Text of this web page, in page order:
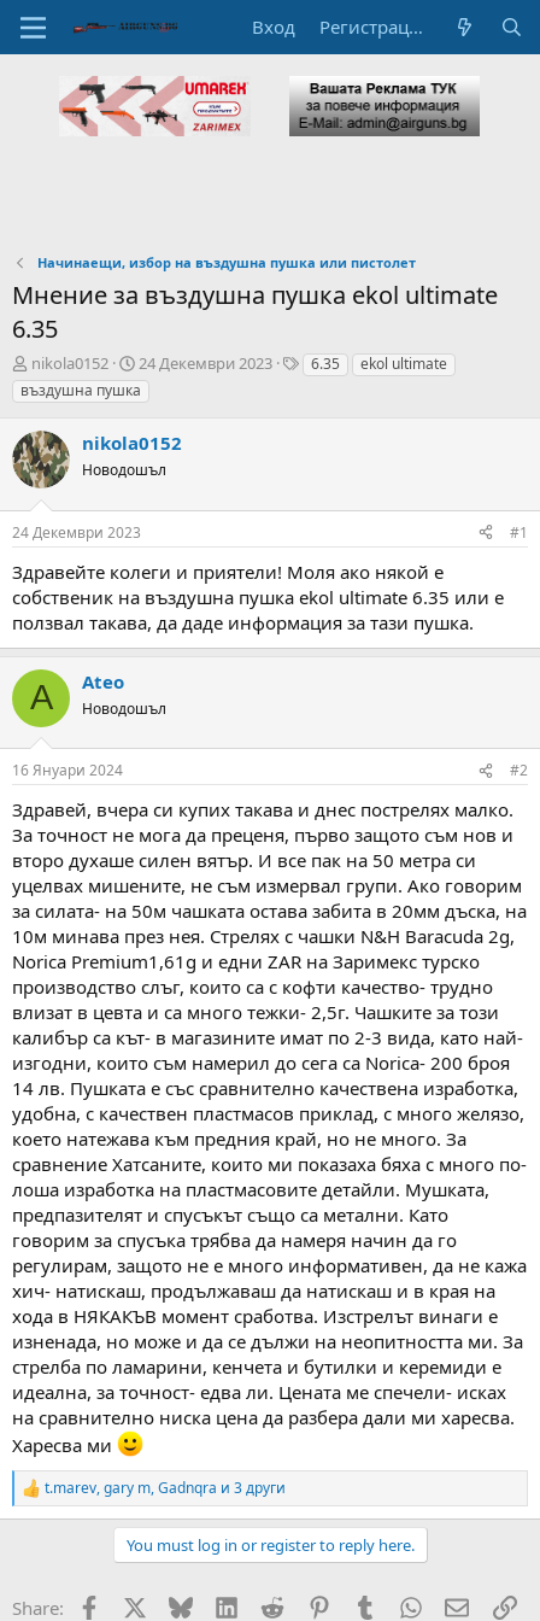
Вход Регистрация
Начинаещи, избор на въздушна пушка или пистолет
Мнение за въздушна пушка ekol ultimate
6.35
А
в
т
о
р
н
а
т
е
а
т
а
nikola0152
Н
а
ч
л
н
Д
а
а
24 Декември 2023
T6.35
ekol ultimate
въздушна пушка
nikola0152
Новодошъл
24 Декември 2023 #1
Здравейте колеги и приятели! Моля ако някой е
собственик на въздушна пушка ekol ultimate 6.35 или е
ползвал такава, да даде информация за тази пушка.
A Ateo
Новодошъл
16 Януари 2024 #2
Здравей, вчера си купих такава и днес пострелях малко.
За точност не мога да преценя, първо защото съм нов и
второ духаше силен вятър. И все пак на 50 метра си
уцелвах мишените, не съм измервал групи. Ако говорим
за силата- на 50м чашката остава забита в 20мм дъска, на
10м минава през нея. Стрелях с чашки N&H Baracuda 2g,
Norica Premium1,61g и едни ZAR на Заримекс турско
производство слъг, които са с кофти качество- трудно
влизат в цевта и са много тежки- 2,5г. Чашките за този
калибър са кът- в магазините имат по 2-3 вида, като най-
изгодни, които съм намерил до сега са Norica- 200 броя
14 лв. Пушката е със сравнително качествена изработка,
удобна, с качествен пластмасов приклад, с много желязо,
което натежава към предния край, но не много. За
сравнение Хатсаните, които ми показаха бяха с много по-
лоша изработка на пластмасовите детайли. Мушката,
предпазителят и спусъкът също са метални. Като
говорим за спусъка трябва да намеря начин да го
регулирам, защото не е много информативен, да не кажа
хич- натискаш, продължаваш да натискаш и в края на
хода в НЯКАКЪВ момент сработва. Изстрелът винаги е
изненада, но може и да се дължи на неопитността ми. За
стрелба по ламарини, кенчета и бутилки и керемиди е
идеална, за точност- едва ли. Цената ме спечели- исках
на сравнително ниска цена да разбера дали ми харесва.
Харесва ми
R
e
o
t.marev,gary m,Gadnqra и 3 други
You must log in or register to reply here.
Share: Facebook Bluesky LinkedInReddit PinterestTumblrWhatsApp
Email